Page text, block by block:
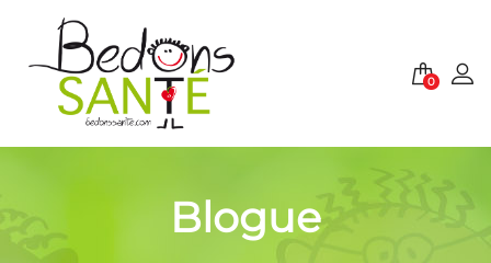
0
Blogue